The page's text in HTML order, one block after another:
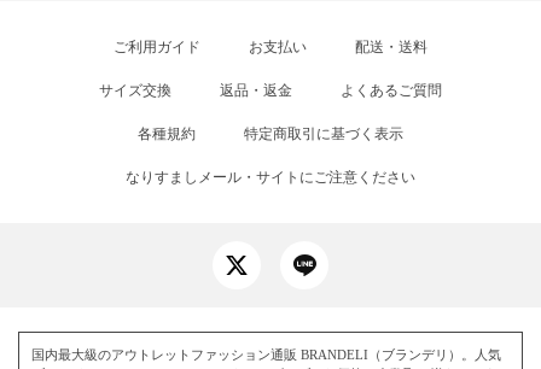
ご利用ガイド お支払い 配送・送料
サイズ交換 返品・返金 よくあるご質問
各種規約 特定商取引に基づく表示
なりすましメール・サイトにご注意ください
国内最大級のアウトレットファッション通販 BRANDELI（ブランデリ）。人気